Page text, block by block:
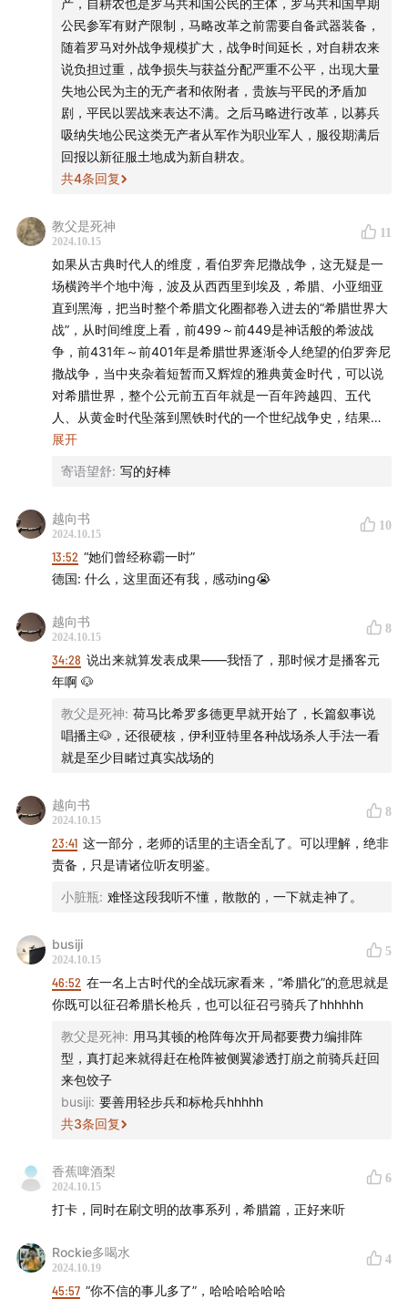
产，自耕农也是罗马共和国公民的主体，罗马共和国早期
公民参军有财产限制，马略改革之前需要自备武器装备，
随着罗马对外战争规模扩大，战争时间延长，对自耕农来
说负担过重，战争损失与获益分配严重不公平，出现大量
失地公民为主的无产者和依附者，贵族与平民的矛盾加
剧，平民以罢战来表达不满。之后马略进行改革，以募兵
吸纳失地公民这类无产者从军作为职业军人，服役期满后
回报以新征服土地成为新自耕农。
共4条回复
教父是死神
2024.10.15
11
如果从古典时代人的维度，看伯罗奔尼撒战争，这无疑是一
场横跨半个地中海，波及从西西里到埃及，希腊、小亚细亚
直到黑海，把当时整个希腊文化圈都卷入进去的“希腊世界大
战”，从时间维度上看，前499～前449是神话般的希波战
争，前431年～前401年是希腊世界逐渐令人绝望的伯罗奔尼
撒战争，当中夹杂着短暂而又辉煌的雅典黄金时代，可以说
对希腊世界，整个公元前五百年就是一百年跨越四、五代
人、从黄金时代坠落到黑铁时代的一个世纪战争史，结果却
是诗家不幸史家幸。
进攻，保存下了西方文明的火种，随后又在自身的矛盾重重
次波斯入侵，不同政体组建起的提洛同盟却成了希腊版的华
约，对自家盟友施以铁拳，成了雅典镇压盟邦的工具，原本
圈地自保的伯罗奔尼撒同盟从受压迫盟邦的外来救星，末了
出底比斯这个终结斯巴达霸权的新势力，互联网上已经成为
梗的底比斯圣军之外，是新的适应黑暗时代化的希腊世界战
术，底比斯的一个北方小国的人质学习了新的战术，并且回
到家乡催生出全新的战术体系，之后是第一次属于西方世界
从海权陆权的角度，希波战争—伯罗奔尼撒战争是人类诞生
来悠久的陆权与新生海权的第一次大规模碰撞，斯巴达在面
对雅典长城无计可施，开始焚毁雅典的经济作物来试图摧毁
的粮食支撑自己的海洋战略，征服不服从自己的盟邦，将居
成为一场古典时代的总体战争，希腊在民粹政治的绑架下挥
霍着自己的海军和战略投送能力，在西西里远征遭到重大挫
败，最终在众叛亲离和瘟疫的双重打击下迎来雅典和舰队的
也不复存在。一直收取波斯经济援助的斯巴达，在战胜雅典
后成为新一个太上皇，却在胜利果实中孕育着自身崩溃的苦
果，突然涌入的财富导致的迅速的贫富差距，公民不断破产
导致真正有资格为斯巴达作战的公民迅速减少，以致不再能
承受战争伤亡，古老尚武的斯巴达文明在爆发中解体陨落，
而战争催生出生活无着除了杀人别无生产资料的庞大的佣兵
群体，在等待着下一个让自己特长有所发挥的时代，而诸如
色诺芬这样的先行者，已经带领佣兵们前往波斯，跟随小居
鲁士，为希腊世界打开认知东方的窗户。坐收伯罗奔尼撒战
的征服者。
希腊这个物产贫瘠的半岛上，从星罗棋布政体各色的独立城
征，最终成为影响文明的希腊化世界，全都浓缩在从此开始
的150年历史中
展开
寄语望舒: 写的好棒
越向书
2024.10.15
10
13:52 “她们曾经称霸一时”
德国: 什么，这里面还有我，感动ing😭
越向书
2024.10.15
8
34:28 说出来就算发表成果——我悟了，那时候才是播客元
年啊 🐶
教父是死神: 荷马比希罗多德更早就开始了，长篇叙事说
唱播主🐶，还很硬核，伊利亚特里各种战场杀人手法一看
就是至少目睹过真实战场的
越向书
2024.10.15
8
23:41 这一部分，老师的话里的主语全乱了。可以理解，绝非
责备，只是请诸位听友明鉴。
小脏瓶: 难怪这段我听不懂，散散的，一下就走神了。
busiji
2024.10.15
5
46:52 在一名上古时代的全战玩家看来，“希腊化”的意思就是
你既可以征召希腊长枪兵，也可以征召弓骑兵了hhhhhh
教父是死神: 用马其顿的枪阵每次开局都要费力编排阵
型，真打起来就得赶在枪阵被侧翼渗透打崩之前骑兵赶回
来包饺子
busiji: 要善用轻步兵和标枪兵hhhhh
共3条回复
香蕉啤酒梨
2024.10.15
6
打卡，同时在刷文明的故事系列，希腊篇，正好来听
Rockie多喝水
2024.10.19
4
45:57 “你不信的事儿多了”，哈哈哈哈哈哈